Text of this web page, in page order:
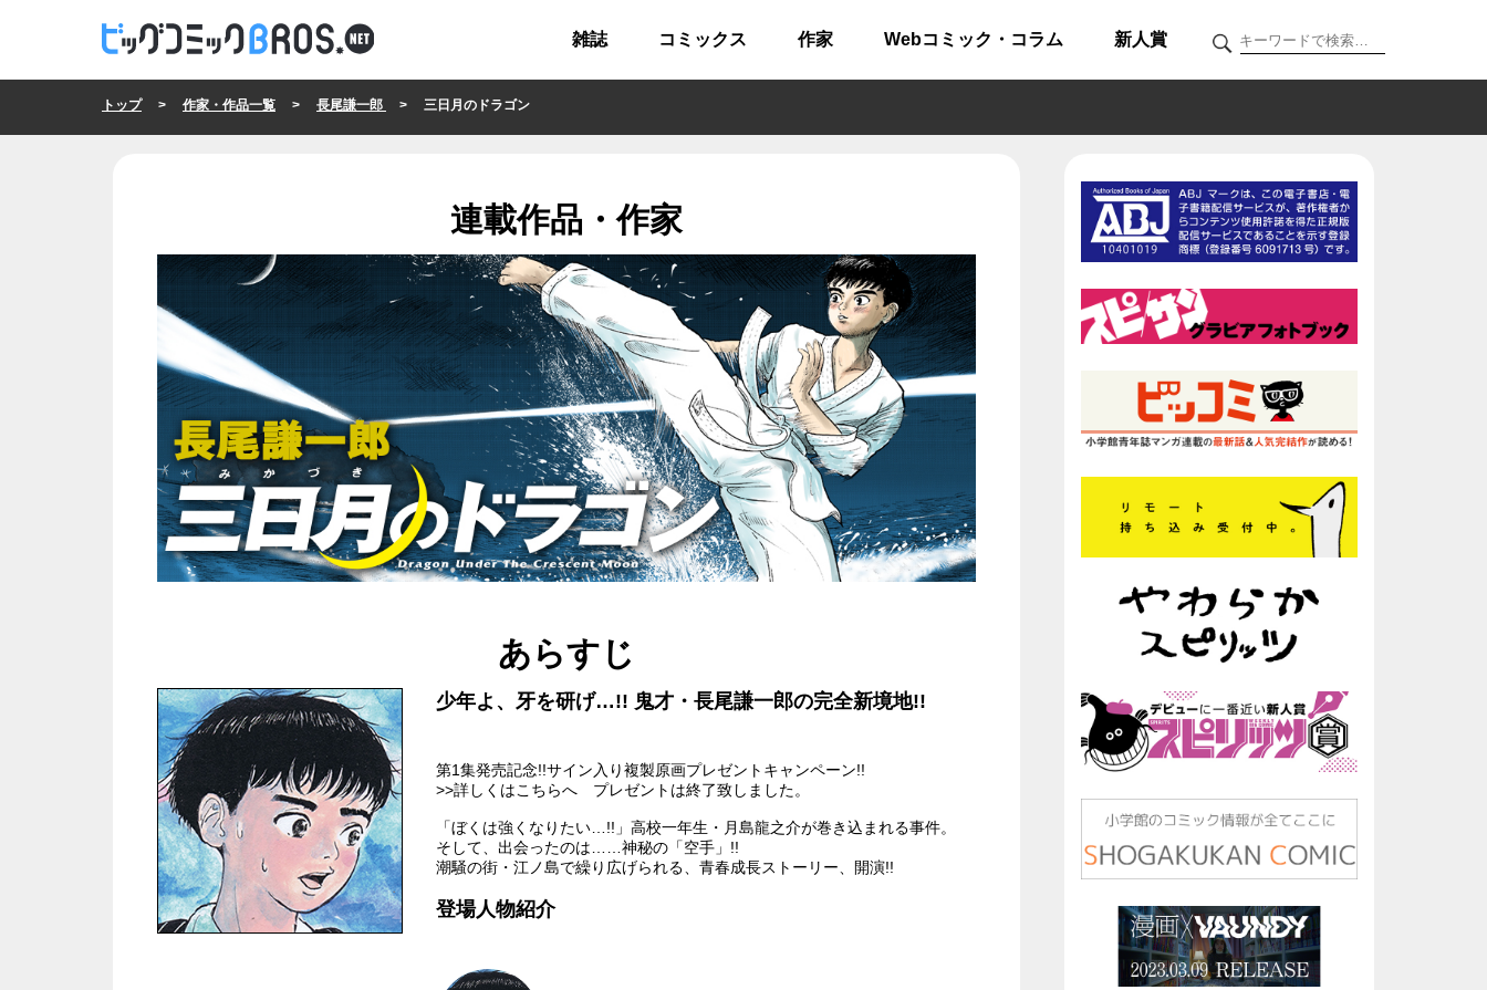
雑誌 コミックス 作家 Webコミック・コラム 新人賞
トップ> 作家・作品一覧 > 長尾謙一郎 > 三日月のドラゴン
連載作品・作家
あらすじ
少年よ、牙を研げ…!! 鬼才・長尾謙一郎の完全新境地!!
第1集発売記念!!サイン入り複製原画プレゼントキャンペーン!!
>>詳しくはこちらへ プレゼントは終了致しました。
「ぼくは強くなりたい…!!」高校一年生・月島龍之介が巻き込まれる事件。
そして、出会ったのは……神秘の「空手」!!
潮騒の街・江ノ島で繰り広げられる、青春成長ストーリー、開演!!
登場人物紹介